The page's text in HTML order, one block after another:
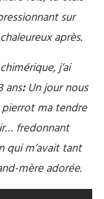
sur
après.
j’ai
ans:Un jour nous
ma tendre
fredonnant
qui m’avait tant
mère adorée.